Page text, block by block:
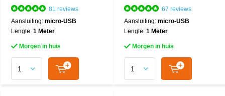
81 reviews
Aansluiting: micro-USB
Lengte: 1 Meter
Morgen in huis
67 reviews
Aansluiting: micro-USB
Lengte: 1 Meter
Morgen in huis